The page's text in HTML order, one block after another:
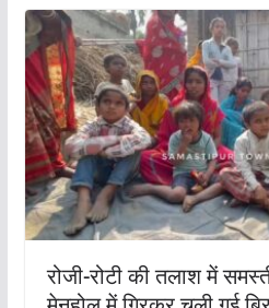
रोजी-रोटी की तलाश में